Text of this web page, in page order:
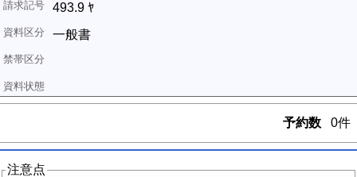
493.9 ﾔ
一般書
予約数 0件
注意点